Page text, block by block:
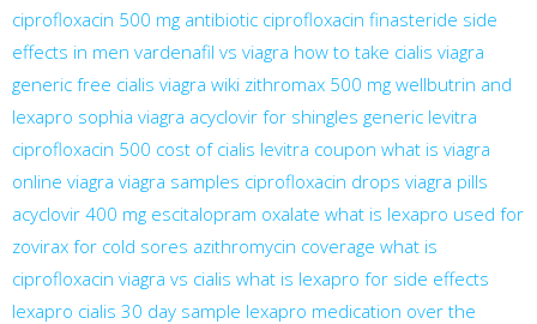
ciprofloxacin 500 mg antibiotic ciprofloxacin finasteride side
effects in men vardenafil vs viagra how to take cialis viagra
generic free cialis viagra wiki zithromax 500 mg wellbutrin and
lexapro sophia viagra acyclovir for shingles generic levitra
ciprofloxacin 500 cost of cialis levitra coupon what is viagra
online viagra viagra samples ciprofloxacin drops viagra pills
acyclovir 400 mg escitalopram oxalate what is lexapro used for
zovirax for cold sores azithromycin coverage what is
ciprofloxacin viagra vs cialis what is lexapro for side effects
lexapro cialis 30 day sample lexapro medication over the